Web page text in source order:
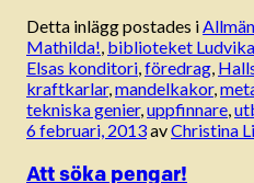
Detta inlägg postades i
Mathilda!, biblioteket Ludvika
Elsas konditori,föredrag,
kraftkarlar,mandelkakor,
tekniska genier,uppfinnare,
6 februari, 2013avChristina
Att söka pengar!